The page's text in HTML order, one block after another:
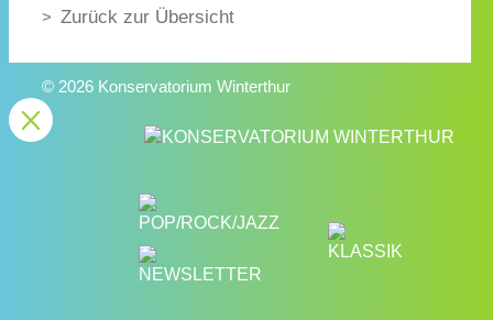
Zurück zur Übersicht
© 2026 Konservatorium Winterthur